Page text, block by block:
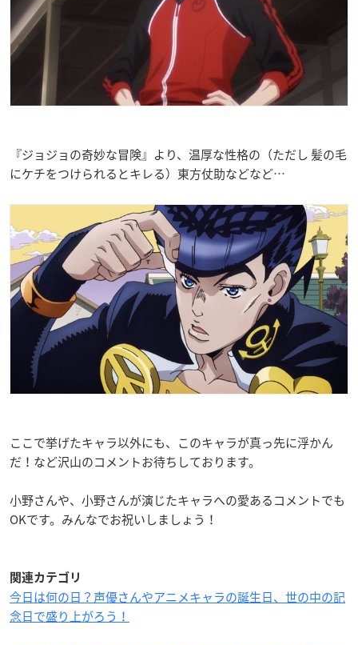
『ジョジョの奇妙な冒険』より、温厚な性格の（ただし 髪の毛
にケチをつけられるとキレる）東方仗助などなど…
ここで挙げたキャラ以外にも、このキャラが真っ先に浮かん
だ！など沢山のコメントお待ちしております。
小野さんや、小野さんが演じたキャラへの愛あるコメントでも
OKです。みんなでお祝いしましょう！
関連カテゴリ
今日は何の日？声優さんやアニメキャラの誕生日、世の中の記
念日で盛り上がろう！